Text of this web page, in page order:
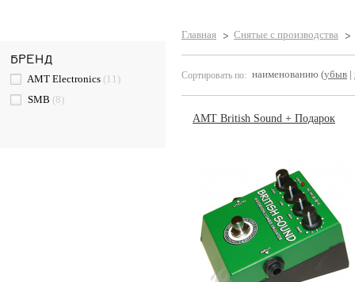
БРЕНД
AMT Electronics (11)
SMB (8)
Главная Снятые с производства
Сортировать по: наименованию (убыв |
AMT British Sound + Подарок